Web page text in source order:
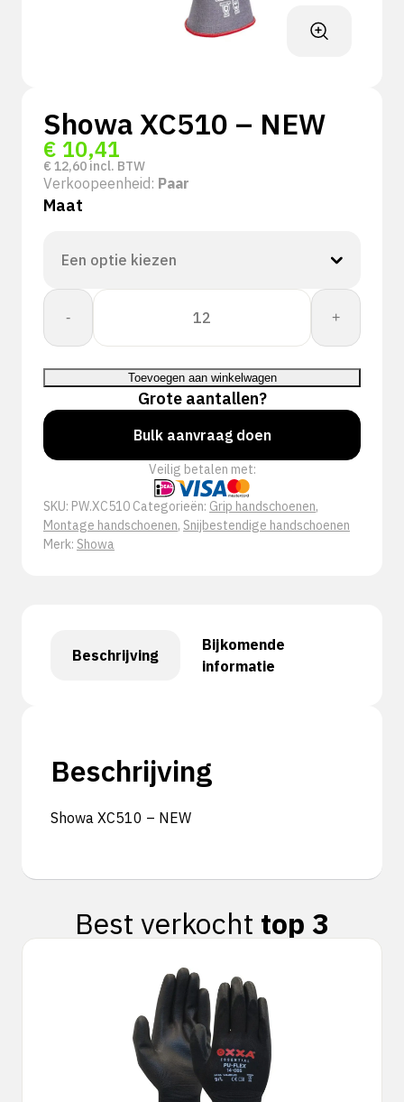
Showa XC510 – NEW
€ 10,41
€ 12,60 incl. BTW
Verkoopeenheid: Paar
Maat
-
Showa
XC510
-
NEW
aantal
+
Toevoegen aan winkelwagen
Grote aantallen?
Bulk aanvraag doen
Veilig betalen met:
SKU: PW.XC510 Categorieën: Grip handschoenen,
Montage handschoenen, Snijbestendige handschoenen
Merk: Showa
Beschrijving
Bijkomende
informatie
Beschrijving
Showa XC510 – NEW
Best verkocht top 3